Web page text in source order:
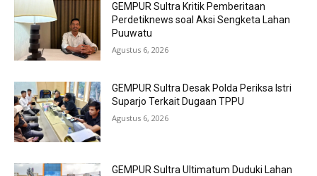
GEMPUR Sultra Kritik Pemberitaan
Perdetiknews soal Aksi Sengketa Lahan
Puuwatu
Agustus 6, 2026
GEMPUR Sultra Desak Polda Periksa Istri
Suparjo Terkait Dugaan TPPU
Agustus 6, 2026
GEMPUR Sultra Ultimatum Duduki Lahan